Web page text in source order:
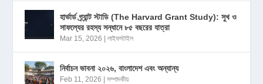
হার্ভার্ড গ্র্যান্ট স্টাডি (The Harvard Grant Study): সুখ ও
সাফল্যের রহস্য সন্ধানে ৮৫ বছরের যাত্রা
Mar 15, 2026 |লাইফস্টাইল
নির্বাচন ভাবনা ২০২৬, বাংলাদেশ এবং অন্যান্য
Feb 11, 2026 |সম্পাদকীয়